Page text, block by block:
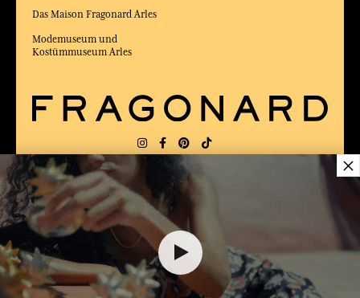
36,00 €
Das Maison Fragonard Arles
Modemuseum und
Kostümmuseum Arles
LIEFERUNG: FR
ZUM BESTEN ONLINE-COMMERCE-SITE
×